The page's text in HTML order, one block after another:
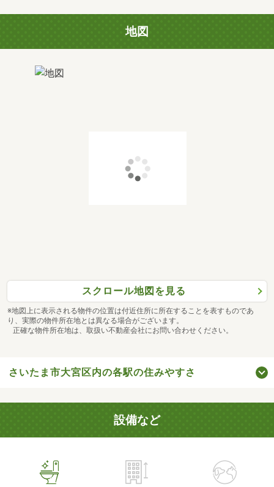
地図
スクロール地図を見る
※地図上に表示される物件の位置は付近住所に所在することを表すものであ
り、実際の物件所在地とは異なる場合がございます。
正確な物件所在地は、取扱い不動産会社にお問い合わせください。
さいたま市大宮区内の各駅の住みやすさ
設備など